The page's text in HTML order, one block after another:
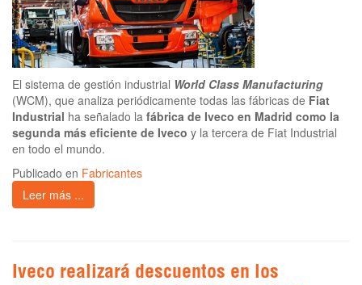
El sistema de gestión industrial World Class Manufacturing
(WCM), que analiza periódicamente todas las fábricas de Fiat
Industrial ha señalado la fábrica de Iveco en Madrid como la
segunda más eficiente de Iveco y la tercera de Fiat Industrial
en todo el mundo.
Publicado en Fabricantes
Leer más ...
Iveco realizará descuentos en los